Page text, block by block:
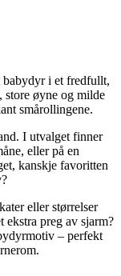
babydyr i et fredfullt,
store øyne og milde
smårollingene.
I utvalget finner
eller på en
kanskje favoritten
eller størrelser
preg av sjarm?
– perfekt